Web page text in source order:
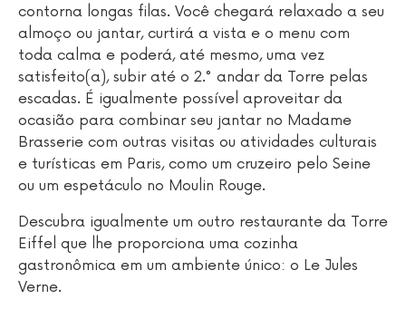
contorna longas filas. Você chegará relaxado a seu
almoço ou jantar, curtirá a vista e o menu com
toda calma e poderá, até mesmo, uma vez
satisfeito(a), subir até o 2.° andar da Torre pelas
escadas. É igualmente possível aproveitar da
ocasião para combinar seu jantar no Madame
Brasserie com outras visitas ou atividades culturais
e turísticas em Paris, como um cruzeiro pelo Seine
ou um espetáculo no Moulin Rouge.
Descubra igualmente um outro restaurante da Torre
Eiffel que lhe proporciona uma cozinha
gastronômica em um ambiente único: o Le Jules
Verne.